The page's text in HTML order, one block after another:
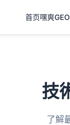
首页嘿爽GEO
技
了解